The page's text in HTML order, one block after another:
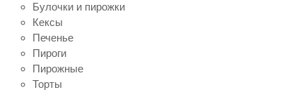
Булочки и пирожки
Кексы
Печенье
Пироги
Пирожные
Торты